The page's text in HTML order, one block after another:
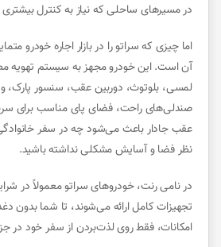
در مسیرهای ساحلی که نیاز به کنترل بیشتری
اما چیزی که سراتو را در بازار اجاره خودرو
آن است. این خودرو مجهز به سیستم تهویه
لمسی، بلوتوث، دوربین عقب، سنسور پارک،
صندلی‌های راحت، فضای پای مناسب برای
عقب جادار باعث می‌شود چه در سفر خانوادگی
نظر فضا و آسایش مشکلی نداشته باشید.
در نامی رنت، خودروهای سراتو معمولاً در
تجهیزات کامل ارائه می‌شوند، تا شما بدون
امکانات، فقط روی لذت‌بردن از سفر خود در